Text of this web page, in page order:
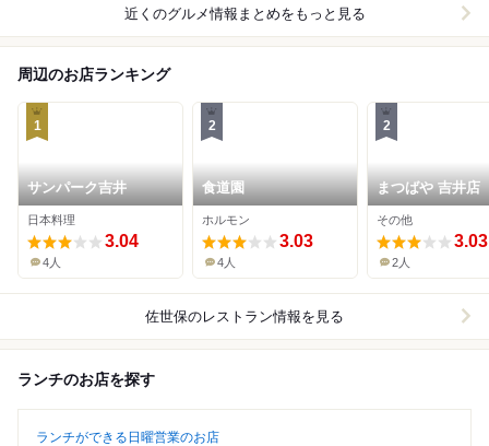
近くのグルメ情報まとめをもっと見る
周辺のお店ランキング
1
サンパーク吉井
日本料理
3.04
4人
2
食道園
ホルモン
3.03
4人
2
まつばや 吉井店
その他
3.03
2人
佐世保のレストラン情報を見る
ランチのお店を探す
ランチができる日曜営業のお店